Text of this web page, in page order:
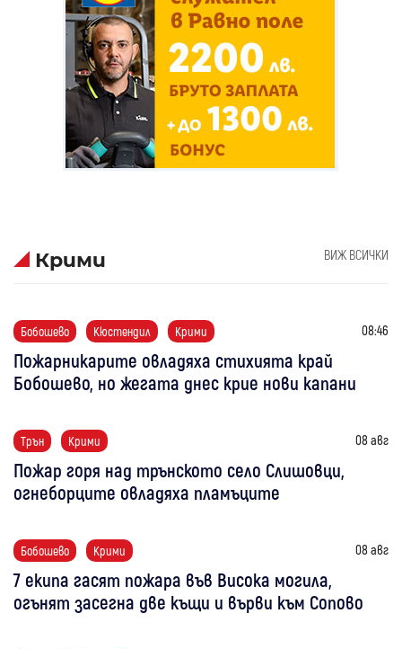
Крими ВИЖ ВСИЧКИ
Бобошево Кюстендил Крими 08:46
Пожарникарите овладяха стихията край
Бобошево, но жегата днес крие нови капани
Трън Крими 08 авг
Пожар горя над трънското село Слишовци,
огнеборците овладяха пламъците
Бобошево Крими 08 авг
7 екипа гасят пожара във Висока могила,
огънят засегна две къщи и върви към Сопово